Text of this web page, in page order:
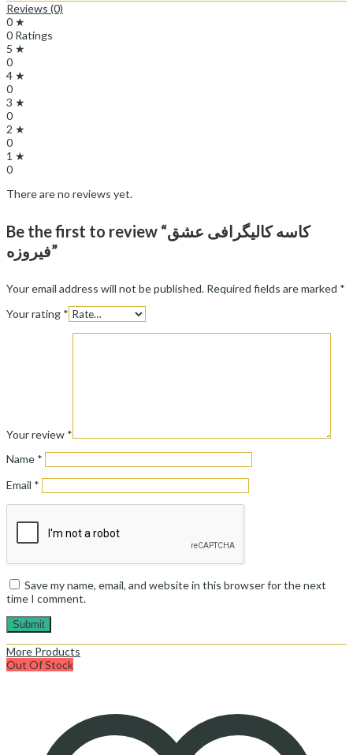
Reviews (0)
0 ★
0 Ratings
5 ★
0
4 ★
0
3 ★
0
2 ★
0
1 ★
0
There are no reviews yet.
Be the first to review “کاسه کالیگرافی عشق
فیروزه”
Your email address will not be published. Required fields are marked *
Your rating *
Your review *
Name *
Email *
Save my name, email, and website in this browser for the next
time I comment.
More Products
Out Of Stock